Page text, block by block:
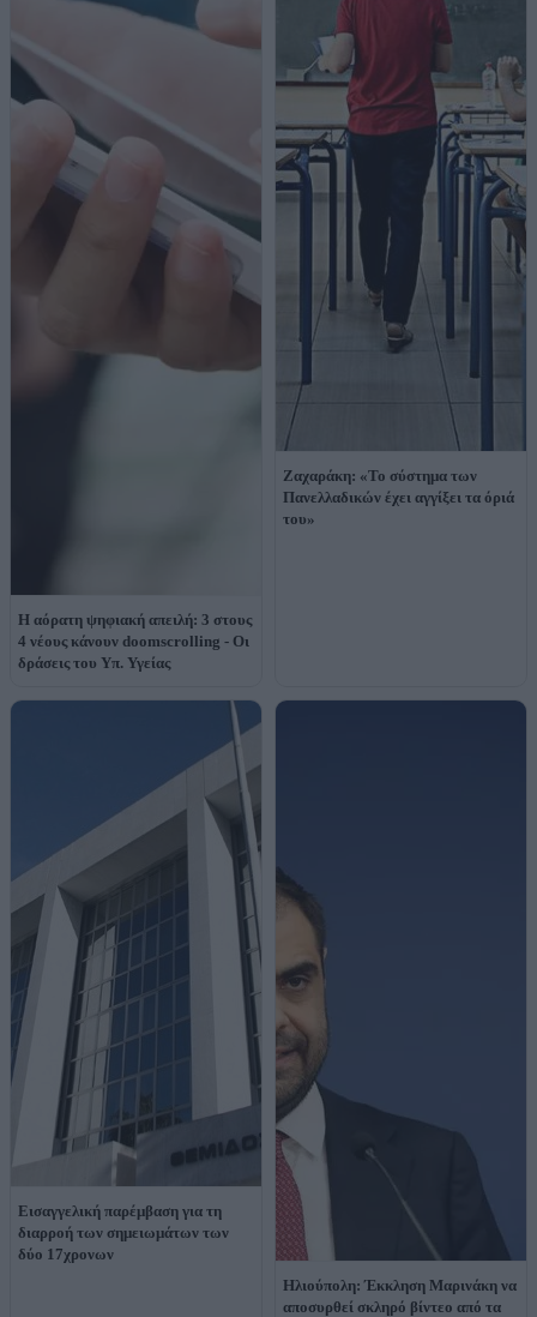
H αόρατη ψηφιακή απειλή: 3 στους
4 νέους κάνουν doomscrolling - Οι
δράσεις του Yπ. Υγείας
Ζαχαράκη: «Το σύστημα των
Πανελλαδικών έχει αγγίξει τα όριά
του»
Εισαγγελική παρέμβαση για τη
διαρροή των σημειωμάτων των
δύο 17χρονων
Ηλιούπολη: Έκκληση Μαρινάκη να
αποσυρθεί σκληρό βίντεο από τα